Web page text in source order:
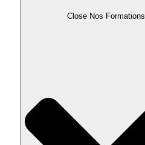
Close Nos Formations